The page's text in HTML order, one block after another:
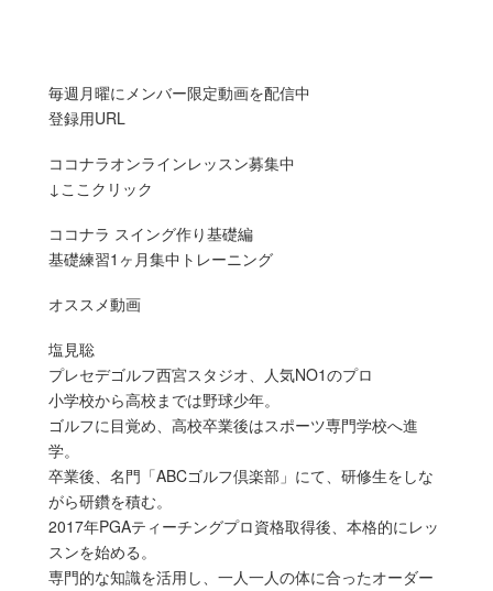
毎週月曜にメンバー限定動画を配信中
登録用URL
ココナラオンラインレッスン募集中
↓ここクリック
ココナラ スイング作り基礎編
基礎練習1ヶ月集中トレーニング
オススメ動画
塩見聡
プレセデゴルフ西宮スタジオ、人気NO1のプロ
小学校から高校までは野球少年。
ゴルフに目覚め、高校卒業後はスポーツ専門学校へ進
学。
卒業後、名門「ABCゴルフ倶楽部」にて、研修生をしな
がら研鑽を積む。
2017年PGAティーチングプロ資格取得後、本格的にレッ
スンを始める。
専門的な知識を活用し、一人一人の体に合ったオーダー